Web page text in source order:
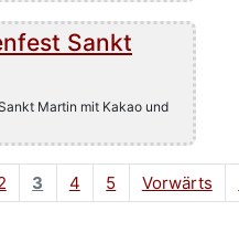
Sankt
Martin mit Kakao und
3 4 5 Vorwärts